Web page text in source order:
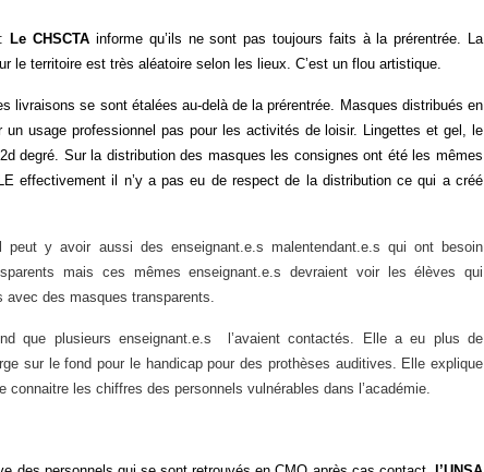
: Le CHSCTA informe qu’ils ne sont pas toujours faits à la prérentrée.
La
le territoire est très aléatoire selon les lieux. C’est un flou artistique.
livraisons se sont étalées au-delà de la prérentrée. Masques distribués en
un usage professionnel pas pour les activités de loisir. Lingettes et gel, le
degré. Sur la distribution des masques les consignes ont été les mêmes
effectivement il n’y a pas eu de respect de la distribution ce qui a créé
peut y avoir aussi des enseignant.e.s malentendant.e.s qui ont besoin
mais ces mêmes enseignant.e.s devraient voir les élèves qui
des masques transparents.
que plusieurs enseignant.e.s l’avaient contactés. Elle a eu plus de
sur le fond pour le handicap pour des prothèses auditives. Elle explique
connaitre les chiffres des personnels vulnérables dans l’académie.